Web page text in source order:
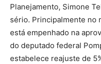
Planejamento, Simone
sério. Principalmente no
está empenhado na
do deputado federal
estabelece reajuste de